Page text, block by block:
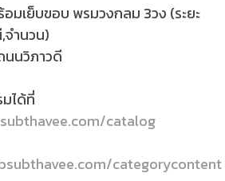
เย็บขอบ พรมวงกลม 3วง (ระยะ
จำนวน)
นวิภาวดี
ได้ที่
catalog
categorycontent